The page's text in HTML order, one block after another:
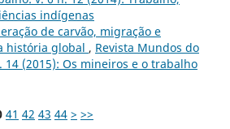
indígenas
de carvão, migração e
história global , Revista Mundos do
14 (2015): Os mineiros e o trabalho
41 42 43 44 > >>